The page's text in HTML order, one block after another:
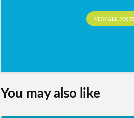
VIEW ALL
You may also like